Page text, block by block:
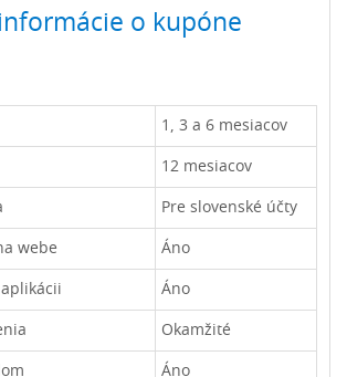
o kupóne
1, 3 a 6 mesiacov
12 mesiacov
Pre slovenské účty
webe Áno
Áno
Okamžité
Áno